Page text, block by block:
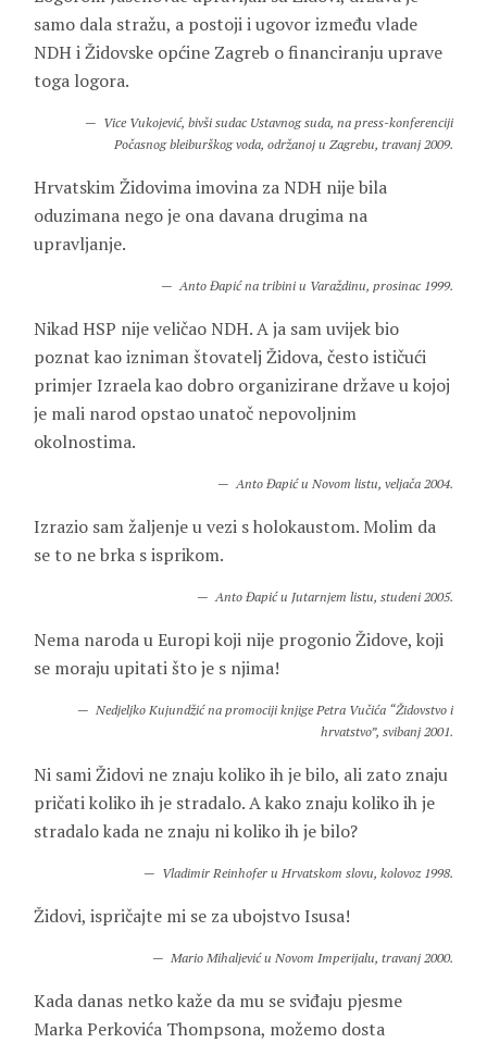
samo dala stražu, a postoji i ugovor između vlade
NDH i Židovske općine Zagreb o financiranju uprave
toga logora.
Vice Vukojević, bivši sudac Ustavnog suda, na press-konferenciji
Počasnog bleiburškog voda, održanoj u Zagrebu, travanj 2009.
Hrvatskim Židovima imovina za NDH nije bila
oduzimana nego je ona davana drugima na
upravljanje.
Anto Đapić na tribini u Varaždinu, prosinac 1999.
Nikad HSP nije veličao NDH. A ja sam uvijek bio
poznat kao izniman štovatelj Židova, često ističući
primjer Izraela kao dobro organizirane države u kojoj
je mali narod opstao unatoč nepovoljnim
okolnostima.
Anto Đapić u Novom listu, veljača 2004.
Izrazio sam žaljenje u vezi s holokaustom. Molim da
se to ne brka s isprikom.
Anto Đapić u Jutarnjem listu, studeni 2005.
Nema naroda u Europi koji nije progonio Židove, koji
se moraju upitati što je s njima!
Nedjeljko Kujundžić na promociji knjige Petra Vučića “Židovstvo i
hrvatstvo”, svibanj 2001.
Ni sami Židovi ne znaju koliko ih je bilo, ali zato znaju
pričati koliko ih je stradalo. A kako znaju koliko ih je
stradalo kada ne znaju ni koliko ih je bilo?
Vladimir Reinhofer u Hrvatskom slovu, kolovoz 1998.
Židovi, ispričajte mi se za ubojstvo Isusa!
Mario Mihaljević u Novom Imperijalu, travanj 2000.
Kada danas netko kaže da mu se sviđaju pjesme
Marka Perkovića Thompsona, možemo dosta